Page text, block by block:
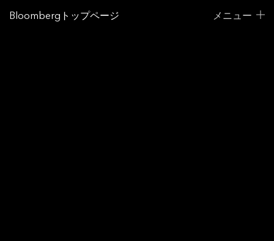
Bloombergトップページ メニュー